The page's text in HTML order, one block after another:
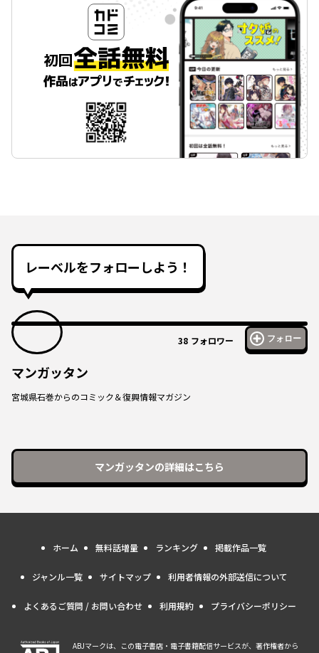
レーベルをフォローしよう！
38 フォロワー フォロー
マンガッタン
宮城県石巻からのコミック＆復興情報マガジン
マンガッタンの詳細はこちら
ホーム 無料話増量 ランキング 掲載作品一覧
ジャンル一覧 サイトマップ 利用者情報の外部送信について
よくあるご質問 / お問い合わせ 利用規約 プライバシーポリシー
ABJマークは、この電子書店・電子書籍配信サービスが、著作権者から